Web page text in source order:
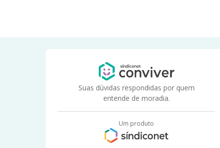
Suas dúvidas respondidas por quem
entende de moradia.
Um produto